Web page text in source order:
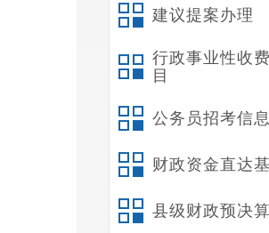
建议提案办理
行政事业性收
目
公务员招考信息
财政资金直达
县级财政预决算